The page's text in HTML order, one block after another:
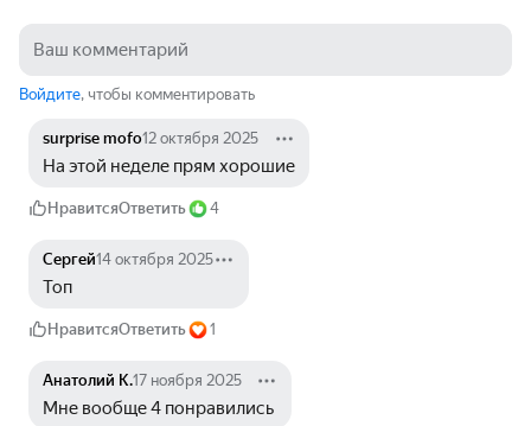
Войдите, чтобы комментировать
surprise mofo12 октября 2025
На этой неделе прям хорошие
НравитсяОтветить 4
Сергей14 октября 2025
Топ
НравитсяОтветить 1
Анатолий К.17 ноября 2025
Мне вообще 4 понравились